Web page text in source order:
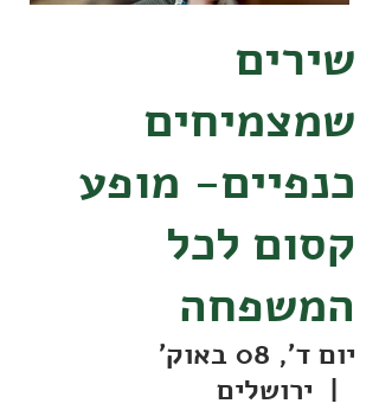
שירים
שמצמיחים
כנפיים- מופע
קסום לכל
המשפחה
יום ד׳, 08 באוק׳
  |
ירושלים